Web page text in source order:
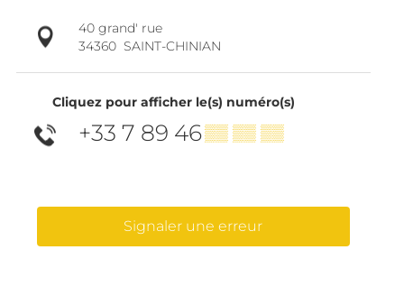
40 grand' rue
34360 SAINT-CHINIAN
Cliquez pour afficher le(s) numéro(s)
+33 7 89 46▒▒ ▒▒ ▒▒
Signaler une erreur